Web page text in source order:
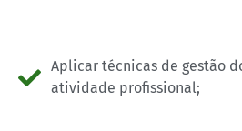
Aplicar técnicas de gestão
atividade profissional;